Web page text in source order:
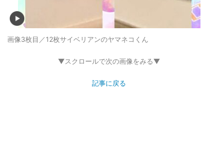
画像3枚目／12枚サイベリアンのヤマネコくん
▼スクロールで次の画像をみる▼
記事に戻る